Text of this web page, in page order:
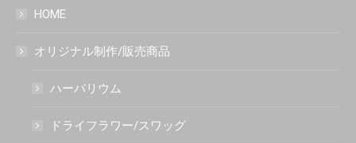
HOME
オリジナル制作/販売商品
ハーバリウム
ドライフラワー/スワッグ